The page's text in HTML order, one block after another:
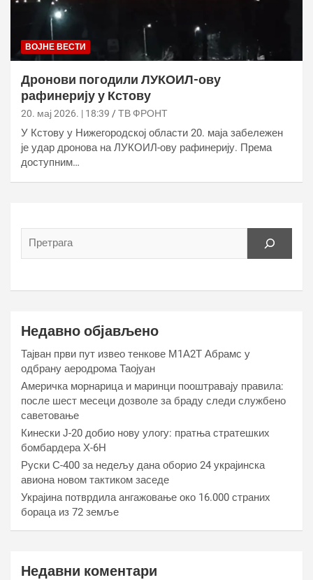
ВОЈНЕ ВЕСТИ
Дронови погодили ЛУКОИЛ-ову
рафинерију у Кстову
20. мај 2026. | 18:39 ТВ ФРОНТ
У Кстову у Нижегородској области 20. маја забележен
је удар дронова на ЛУКОИЛ-ову рафинерију. Према
доступним…
Недавно објављено
Тајван први пут извео тенкове М1А2Т Абрамс у
одбрану аеродрома Таојуан
Америчка морнарица и маринци пооштравају правила:
после шест месеци дозволе за браду следи службено
саветовање
Кинески Ј-20 добио нову улогу: пратња стратешких
бомбардера Х-6Н
Руски С-400 за недељу дана оборио 24 украјинска
авиона новом тактиком заседе
Украјина потврдила ангажовање око 16.000 страних
бораца из 72 земље
Недавни коментари